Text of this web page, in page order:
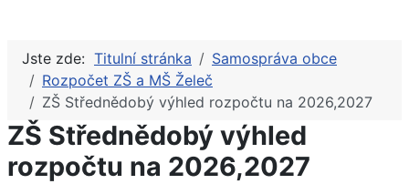
Jste zde: Titulní stránka
Samospráva obce
Rozpočet ZŠ a MŠ Želeč
ZŠ Střednědobý výhled rozpočtu na 2026,2027
ZŠ Střednědobý výhled
rozpočtu na 2026,2027